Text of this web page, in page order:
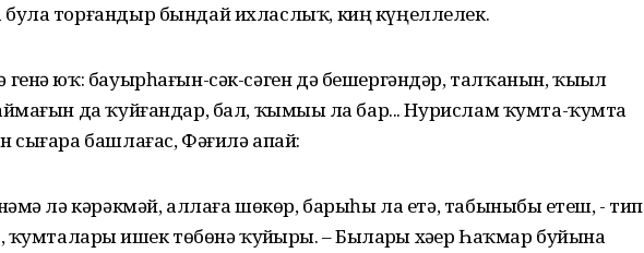
торғандыр бындай ихласлыҡ, киң күңеллелек.
генә юҡ: бауырһағын-сәк-сәген дә бешергәндәр, талҡанын, ҡыҙыл
да ҡуйғандар, бал, ҡымыҙы ла бар... Нурислам ҡумта-ҡумта
сығара башлағас, Фәғилә апай:
лә кәрәкмәй, аллаға шөкөр, барыһы ла етә, табыныбыҙ етеш, - тип
ҡумталарҙы ишек төбөнә ҡуйҙырҙы. – Быларҙы хәҙер Һаҡмар буйына